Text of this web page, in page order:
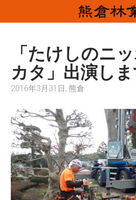
to
「たけしのニ
カタ」出演しま
2016年3月31日, 熊倉